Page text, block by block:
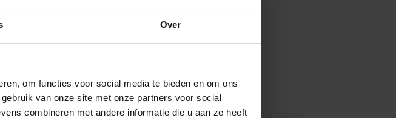
Over
om functies voor social media te bieden en om ons
van onze site met onze partners voor social
combineren met andere informatie die u aan ze heeft
Bianco